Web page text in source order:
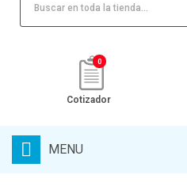
0
Cotizador
MENU